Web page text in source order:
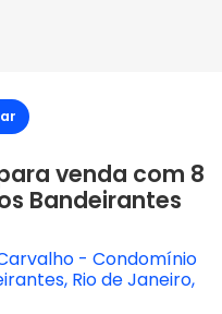
venda com 8
Bandeirantes
- Condomínio
Rio de Janeiro,